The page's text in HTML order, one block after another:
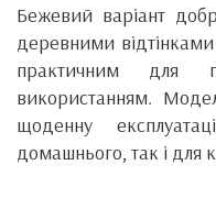
Бежевий варіант
деревними відтінками
практичним для
використанням.
щоденну
домашнього, так і для